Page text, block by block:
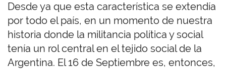
Desde ya que esta característica se extendía
por todo el país, en un momento de nuestra
historia donde la militancia política y social
tenía un rol central en el tejido social de la
Argentina. El 16 de Septiembre es, entonces,